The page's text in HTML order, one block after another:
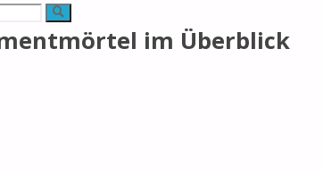
Suche
im Überblick